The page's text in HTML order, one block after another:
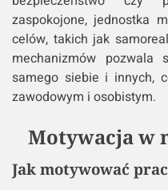
zaspokojone, jednostka
celów, takich jak
mechanizmów pozwala
samego siebie i innych,
zawodowym i osobistym.
Motywacja w
Jak motywować